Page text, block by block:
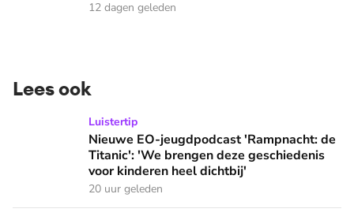
12 dagen geleden
Lees ook
Nieuwe EO-jeugdpodcast 'Rampnacht: de Titanic': 'We
Luistertip
Nieuwe EO-jeugdpodcast 'Rampnacht: de
Titanic': 'We brengen deze geschiedenis
voor kinderen heel dichtbij'
20 uur geleden